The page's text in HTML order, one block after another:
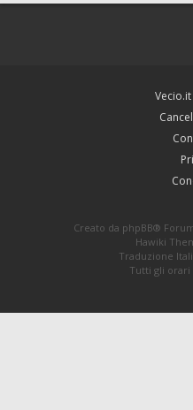
Vecio.it
Creato da phpBB®
Hawiki
Traduzione
Tutti gli orari